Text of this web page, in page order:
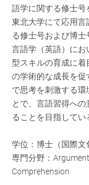
語学に関する修士号
東北大学にて応用言
る修士号および博士
言語学（英語）にお
型スキルの育成に着
の学術的な成長を促
で思考を刺激する環
とで、言語習得への
ることを目指してい
学位：博士（国際文
専門分野：
Comprehension